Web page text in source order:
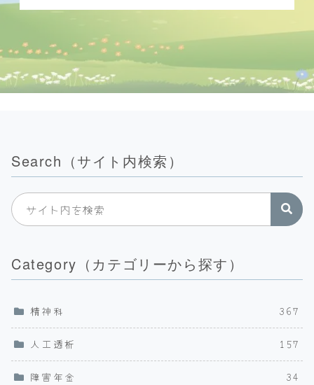
Search（サイト内検索）
Category（カテゴリーから探す）
精神科 367
人工透析 157
障害年金 34